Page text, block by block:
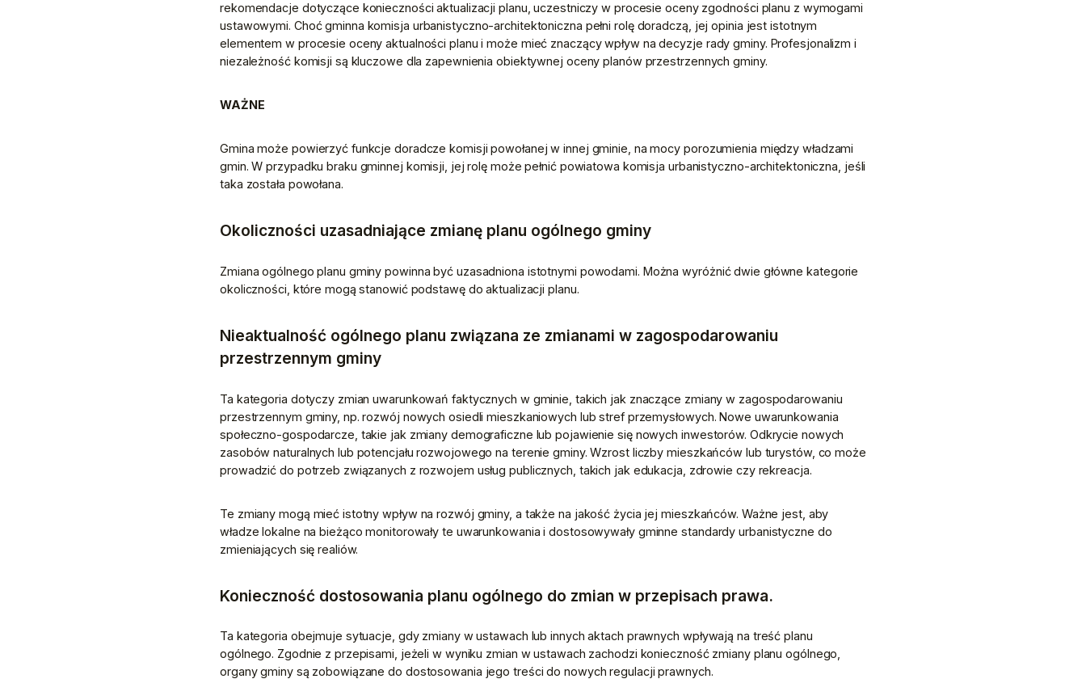
rekomendacje dotyczące konieczności aktualizacji planu, uczestniczy w procesie oceny zgodności planu z wymogami
ustawowymi. Choć gminna komisja urbanistyczno-architektoniczna pełni rolę doradczą, jej opinia jest istotnym
elementem w procesie oceny aktualności planu i może mieć znaczący wpływ na decyzje rady gminy. Profesjonalizm i
niezależność komisji są kluczowe dla zapewnienia obiektywnej oceny planów przestrzennych gminy.
WAŻNE
Gmina może powierzyć funkcje doradcze komisji powołanej w innej gminie, na mocy porozumienia między władzami
gmin. W przypadku braku gminnej komisji, jej rolę może pełnić powiatowa komisja urbanistyczno-architektoniczna, jeśli
taka została powołana.
Okoliczności uzasadniające zmianę planu ogólnego gminy
Zmiana ogólnego planu gminy powinna być uzasadniona istotnymi powodami. Można wyróżnić dwie główne kategorie
okoliczności, które mogą stanowić podstawę do aktualizacji planu.
Nieaktualność ogólnego planu związana ze zmianami w zagospodarowaniu
przestrzennym gminy
Ta kategoria dotyczy zmian uwarunkowań faktycznych w gminie, takich jak znaczące zmiany w zagospodarowaniu
przestrzennym gminy, np. rozwój nowych osiedli mieszkaniowych lub stref przemysłowych. Nowe uwarunkowania
społeczno-gospodarcze, takie jak zmiany demograficzne lub pojawienie się nowych inwestorów. Odkrycie nowych
zasobów naturalnych lub potencjału rozwojowego na terenie gminy. Wzrost liczby mieszkańców lub turystów, co może
prowadzić do potrzeb związanych z rozwojem usług publicznych, takich jak edukacja, zdrowie czy rekreacja.
Te zmiany mogą mieć istotny wpływ na rozwój gminy, a także na jakość życia jej mieszkańców. Ważne jest, aby
władze lokalne na bieżąco monitorowały te uwarunkowania i dostosowywały gminne standardy urbanistyczne do
zmieniających się realiów.
Konieczność dostosowania planu ogólnego do zmian w przepisach prawa.
Ta kategoria obejmuje sytuacje, gdy zmiany w ustawach lub innych aktach prawnych wpływają na treść planu
ogólnego. Zgodnie z przepisami, jeżeli w wyniku zmian w ustawach zachodzi konieczność zmiany planu ogólnego,
organy gminy są zobowiązane do dostosowania jego treści do nowych regulacji prawnych.